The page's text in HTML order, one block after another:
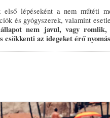
első lépéseként a nem műtéti
és gyógyszerek, valamint
nem javul, vagy romlik,
az idegeket érő